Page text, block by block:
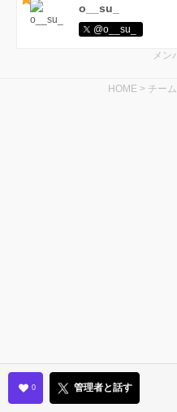
o__su_
@o__su_
メン
HOME > チー
0 管理者と話す